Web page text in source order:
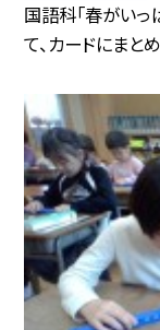
国語科「春がいっ
て、カードにまと